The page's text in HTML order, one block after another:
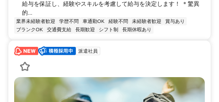
給与を保証し、経験やスキルを考慮して給与を決定します！ ＊驚異
的...
業界未経験者歓迎 学歴不問 車通勤OK 経験不問 未経験者歓迎
賞与あり
ブランクOK
交通費支給 長期歓迎 シフト制 長期休暇あり
派遣社員